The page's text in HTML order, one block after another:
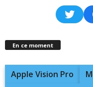
En ce moment
Apple Vision Pro